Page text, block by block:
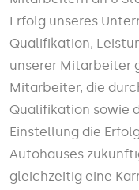
Erfolg unseres
Qualifikation,
unserer Mitarbeiter
Mitarbeiter, die
Qualifikation sowie
Einstellung die
Autohauses
gleichzeitig eine